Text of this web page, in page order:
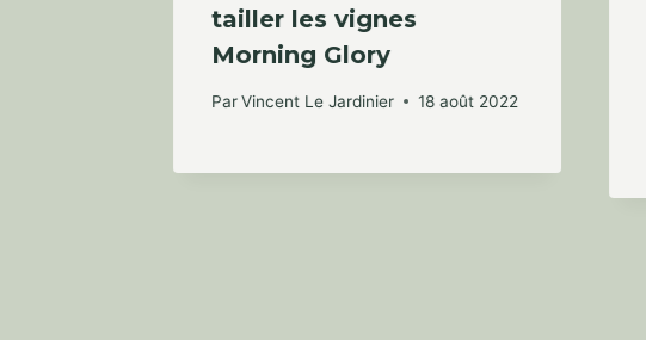
tailler les vignes
Morning Glory
ParVincent Le Jardinier 18 août 2022